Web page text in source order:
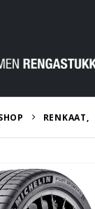
RENKAAT,